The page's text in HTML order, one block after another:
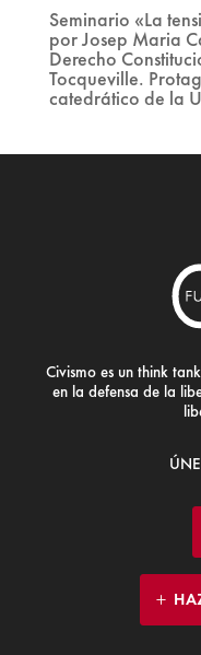
Seminario «La
por Josep Maria
Derecho
Tocqueville.
catedrático de la
Civismo es un think
en la defensa de la